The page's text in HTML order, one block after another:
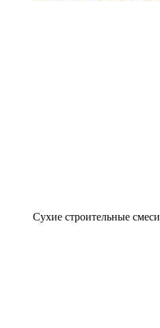
Сухие строительные смеси